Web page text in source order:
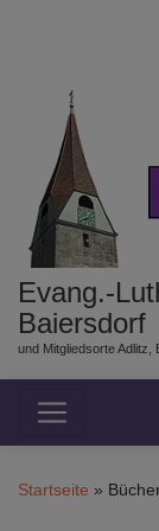
Evang.-
Baiersdorf
und Mitgliedsorte
Startseite